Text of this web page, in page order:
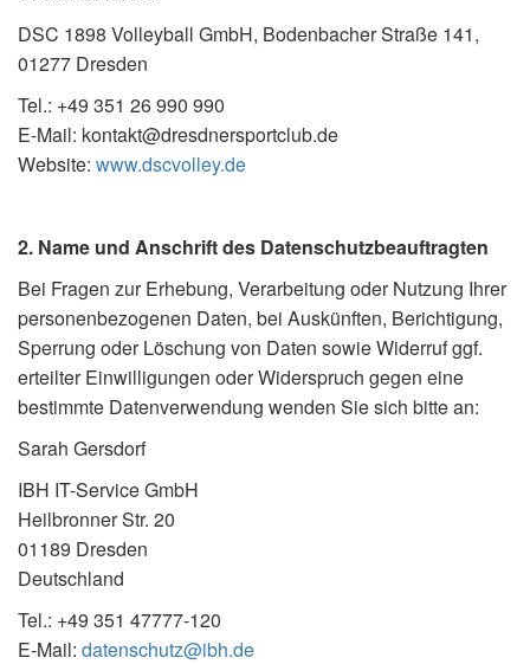
DSC 1898 Volleyball GmbH, Bodenbacher Straße 141,
01277 Dresden
Tel.: +49 351 26 990 990
E-Mail: kontakt@dresdnersportclub.de
Website: www.dscvolley.de
2. Name und Anschrift des Datenschutzbeauftragten
Bei Fragen zur Erhebung, Verarbeitung oder Nutzung Ihrer
personenbezogenen Daten, bei Auskünften, Berichtigung,
Sperrung oder Löschung von Daten sowie Widerruf ggf.
erteilter Einwilligungen oder Widerspruch gegen eine
bestimmte Datenverwendung wenden Sie sich bitte an:
Sarah Gersdorf
IBH IT-Service GmbH
Heilbronner Str. 20
01189 Dresden
Deutschland
Tel.: +49 351 47777-120
E-Mail: datenschutz@ibh.de